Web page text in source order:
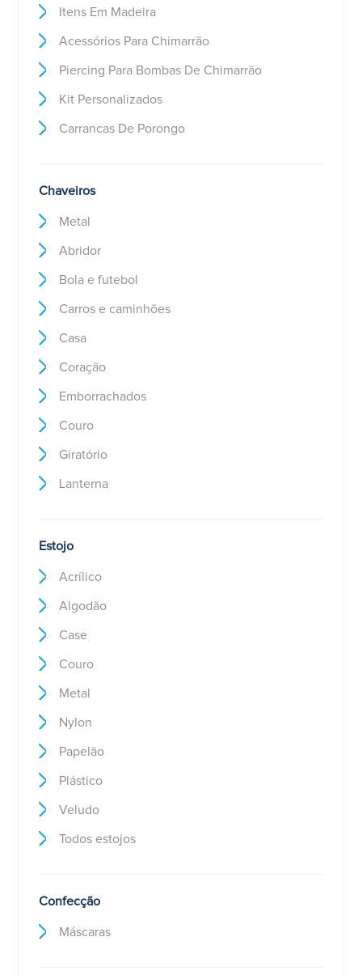
Itens Em Madeira
Acessórios Para Chimarrão
Piercing Para Bombas De Chimarrão
Kit Personalizados
Carrancas De Porongo
Chaveiros
Metal
Abridor
Bola e futebol
Carros e caminhões
Casa
Coração
Emborrachados
Couro
Giratório
Lanterna
Estojo
Acrílico
Algodão
Case
Couro
Metal
Nylon
Papelão
Plástico
Veludo
Todos estojos
Confecção
Máscaras